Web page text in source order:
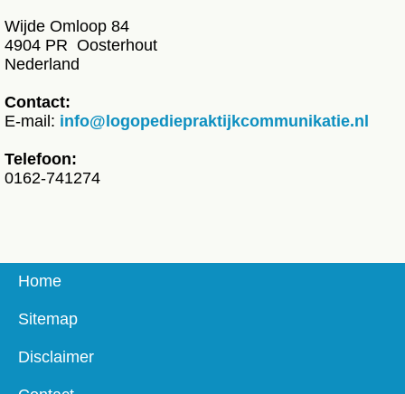
Wijde Omloop 84
4904 PR Oosterhout
Nederland
Contact:
E-mail: info@logopediepraktijkcommunikatie.nl
Telefoon:
0162-741274
Home
Sitemap
Disclaimer